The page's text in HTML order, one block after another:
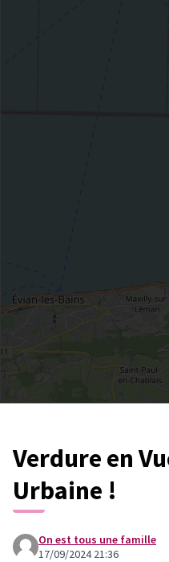
Verdure en
Urbaine !
On est tous une famille
17/09/2024 21:36